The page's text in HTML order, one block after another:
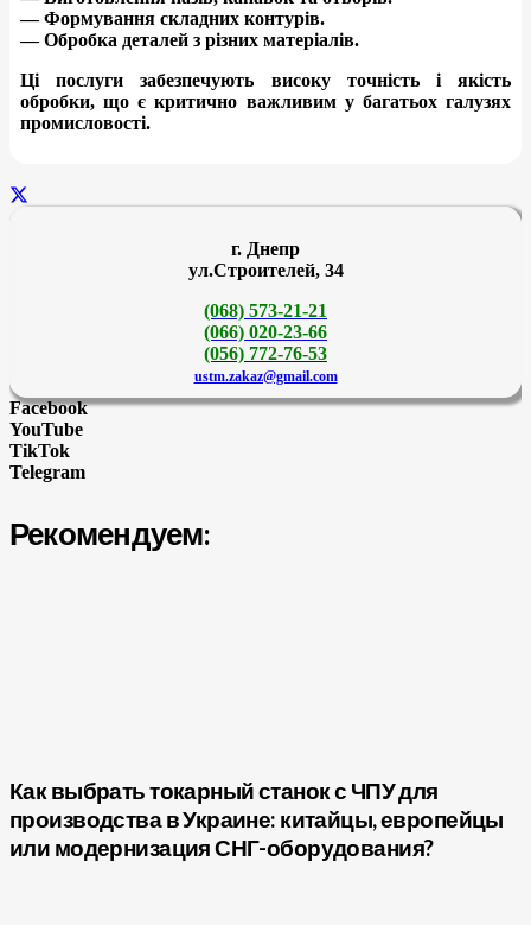
— Формування складних контурів.
— Обробка деталей з різних матеріалів.
Ці послуги забезпечують високу точність і якість
обробки, що є критично важливим у багатьох галузях
промисловості.
г. Днепр
ул.Строителей, 34
(068) 573-21-21
(066) 020-23-66
(056) 772-76-53
ustm.zakaz@gmail.com
Facebook
YouTube
TikTok
Telegram
Рекомендуем:
Как выбрать токарный станок с ЧПУ для
производства в Украине: китайцы, европейцы
или модернизация СНГ-оборудования?